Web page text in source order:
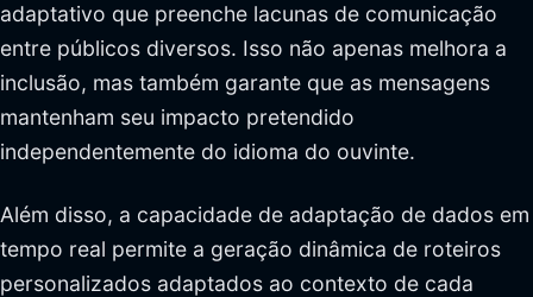
adaptativo que preenche lacunas de comunicação
entre públicos diversos. Isso não apenas melhora a
inclusão, mas também garante que as mensagens
mantenham seu impacto pretendido
independentemente do idioma do ouvinte.
Além disso, a capacidade de adaptação de dados em
tempo real permite a geração dinâmica de roteiros
personalizados adaptados ao contexto de cada